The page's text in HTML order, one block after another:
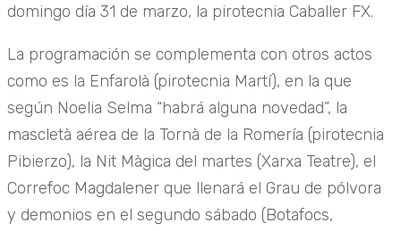
domingo día 31 de marzo, la pirotecnia Caballer FX.
La programación se complementa con otros actos
como es la Enfarolà (pirotecnia Martí), en la que
según Noelia Selma “habrá alguna novedad”, la
mascletà aérea de la Tornà de la Romería (pirotecnia
Pibierzo), la Nit Màgica del martes (Xarxa Teatre), el
Correfoc Magdalener que llenará el Grau de pólvora
y demonios en el segundo sábado (Botafocs,